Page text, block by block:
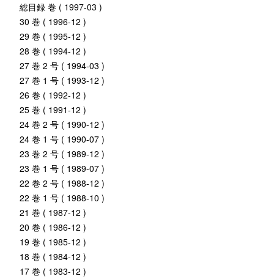
総目録 巻 ( 1997-03 )
30 巻 ( 1996-12 )
29 巻 ( 1995-12 )
28 巻 ( 1994-12 )
27 巻 2 号 ( 1994-03 )
27 巻 1 号 ( 1993-12 )
26 巻 ( 1992-12 )
25 巻 ( 1991-12 )
24 巻 2 号 ( 1990-12 )
24 巻 1 号 ( 1990-07 )
23 巻 2 号 ( 1989-12 )
23 巻 1 号 ( 1989-07 )
22 巻 2 号 ( 1988-12 )
22 巻 1 号 ( 1988-10 )
21 巻 ( 1987-12 )
20 巻 ( 1986-12 )
19 巻 ( 1985-12 )
18 巻 ( 1984-12 )
17 巻 ( 1983-12 )